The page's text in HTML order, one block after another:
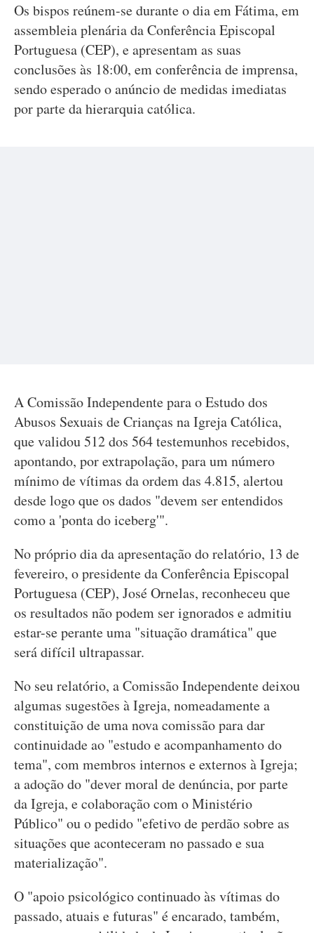
Os bispos reúnem-se durante o dia em Fátima, em
assembleia plenária da Conferência Episcopal
Portuguesa (CEP), e apresentam as suas
conclusões às 18:00, em conferência de imprensa,
sendo esperado o anúncio de medidas imediatas
por parte da hierarquia católica.
A Comissão Independente para o Estudo dos
Abusos Sexuais de Crianças na Igreja Católica,
que validou 512 dos 564 testemunhos recebidos,
apontando, por extrapolação, para um número
mínimo de vítimas da ordem das 4.815, alertou
desde logo que os dados "devem ser entendidos
como a 'ponta do iceberg'".
No próprio dia da apresentação do relatório, 13 de
fevereiro, o presidente da Conferência Episcopal
Portuguesa (CEP), José Ornelas, reconheceu que
os resultados não podem ser ignorados e admitiu
estar-se perante uma "situação dramática" que
será difícil ultrapassar.
No seu relatório, a Comissão Independente deixou
algumas sugestões à Igreja, nomeadamente a
constituição de uma nova comissão para dar
continuidade ao "estudo e acompanhamento do
tema", com membros internos e externos à Igreja;
a adoção do "dever moral de denúncia, por parte
da Igreja, e colaboração com o Ministério
Público" ou o pedido "efetivo de perdão sobre as
situações que aconteceram no passado e sua
materialização".
O "apoio psicológico continuado às vítimas do
passado, atuais e futuras" é encarado, também,